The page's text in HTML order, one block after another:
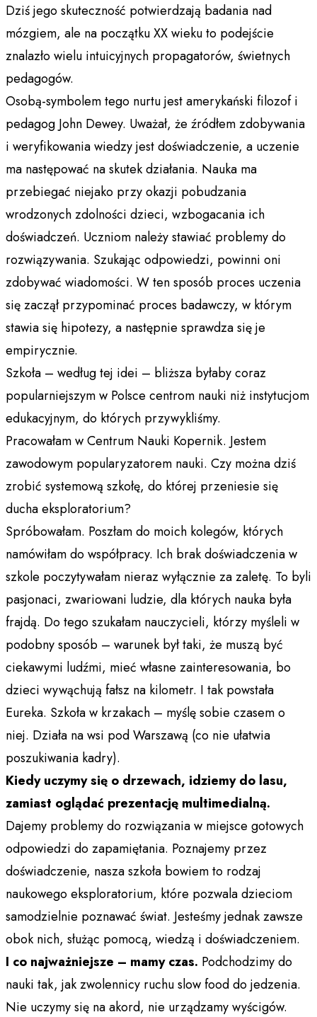
Dziś jego skuteczność potwierdzają badania nad
mózgiem, ale na początku XX wieku to podejście
znalazło wielu intuicyjnych propagatorów, świetnych
pedagogów.
Osobą-symbolem tego nurtu jest amerykański filozof i
pedagog John Dewey. Uważał, że źródłem zdobywania
i weryfikowania wiedzy jest doświadczenie, a uczenie
ma następować na skutek działania. Nauka ma
przebiegać niejako przy okazji pobudzania
wrodzonych zdolności dzieci, wzbogacania ich
doświadczeń. Uczniom należy stawiać problemy do
rozwiązywania. Szukając odpowiedzi, powinni oni
zdobywać wiadomości. W ten sposób proces uczenia
się zaczął przypominać proces badawczy, w którym
stawia się hipotezy, a następnie sprawdza się je
empirycznie.
Szkoła – według tej idei – bliższa byłaby coraz
popularniejszym w Polsce centrom nauki niż instytucjom
edukacyjnym, do których przywykliśmy.
Pracowałam w Centrum Nauki Kopernik. Jestem
zawodowym popularyzatorem nauki. Czy można dziś
zrobić systemową szkołę, do której przeniesie się
ducha eksploratorium?
Spróbowałam. Poszłam do moich kolegów, których
namówiłam do współpracy. Ich brak doświadczenia w
szkole poczytywałam nieraz wyłącznie za zaletę. To byli
pasjonaci, zwariowani ludzie, dla których nauka była
frajdą. Do tego szukałam nauczycieli, którzy myśleli w
podobny sposób – warunek był taki, że muszą być
ciekawymi ludźmi, mieć własne zainteresowania, bo
dzieci wywąchują fałsz na kilometr. I tak powstała
Eureka. Szkoła w krzakach – myślę sobie czasem o
niej. Działa na wsi pod Warszawą (co nie ułatwia
poszukiwania kadry).
Kiedy uczymy się o drzewach, idziemy do lasu,
zamiast oglądać prezentację multimedialną.
Dajemy problemy do rozwiązania w miejsce gotowych
odpowiedzi do zapamiętania. Poznajemy przez
doświadczenie, nasza szkoła bowiem to rodzaj
naukowego eksploratorium, które pozwala dzieciom
samodzielnie poznawać świat. Jesteśmy jednak zawsze
obok nich, służąc pomocą, wiedzą i doświadczeniem.
I co najważniejsze – mamy czas. Podchodzimy do
nauki tak, jak zwolennicy ruchu slow food do jedzenia.
Nie uczymy się na akord, nie urządzamy wyścigów.